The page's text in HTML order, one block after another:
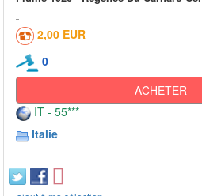
2,00 EUR
0
ACHETER
IT - 55***
Italie